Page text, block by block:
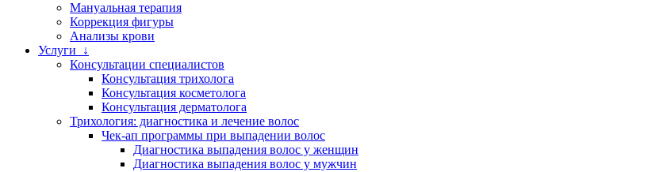
Мануальная терапия
Коррекция фигуры
Анализы крови
Услуги ↓
Консультации специалистов
Консультация трихолога
Консультация косметолога
Консультация дерматолога
Трихология: диагностика и лечение волос
Чек-ап программы при выпадении волос
Диагностика выпадения волос у женщин
Диагностика выпадения волос у мужчин